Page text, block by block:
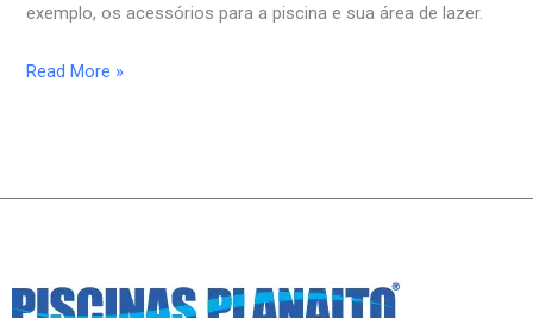
exemplo, os acessórios para a piscina e sua área de lazer.
Read More »